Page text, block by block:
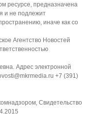
ресурсе, предназначена
и не подлежит
иначе как со
Агентство Новостей
Адрес электронной
+7 (391)
Свидетельство